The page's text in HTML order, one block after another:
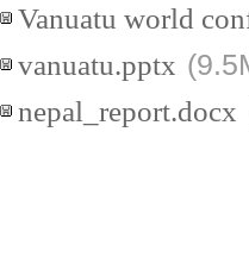
Vanuatu world
vanuatu.pptx
nepal_report.docx